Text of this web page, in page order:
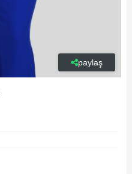
paylaş